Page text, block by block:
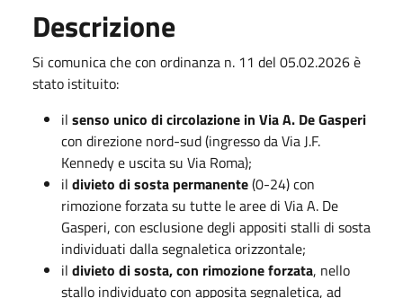
Descrizione
Si comunica che con ordinanza n. 11 del 05.02.2026 è
stato istituito:
il senso unico di circolazione in Via A. De Gasperi
con direzione nord-sud (ingresso da Via J.F.
Kennedy e uscita su Via Roma);
il divieto di sosta permanente(0-24) con
rimozione forzata su tutte le aree di Via A. De
Gasperi, con esclusione degli appositi stalli di sosta
individuati dalla segnaletica orizzontale;
il divieto di sosta, con rimozione forzata, nello
stallo individuato con apposita segnaletica, ad